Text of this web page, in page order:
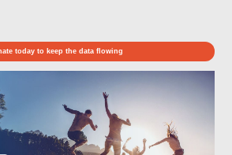
today to keep the data flowing